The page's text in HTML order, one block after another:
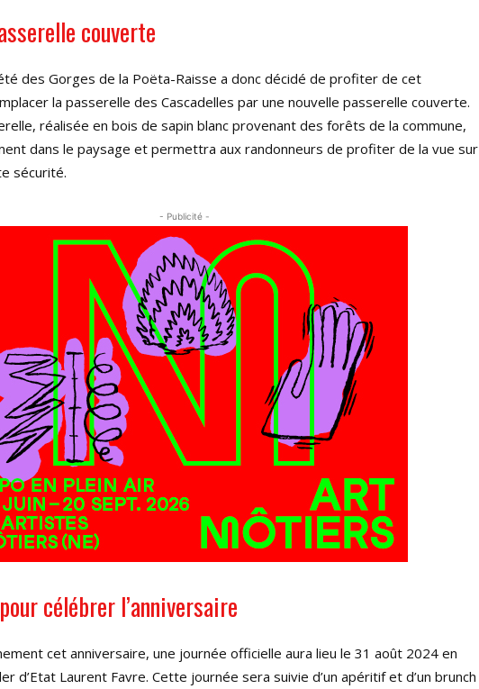
couverte
des Gorges de la Poëta-Raisse a donc décidé de profiter de cet
la passerelle des Cascadelles par une nouvelle passerelle couverte.
réalisée en bois de sapin blanc provenant des forêts de la commune,
dans le paysage et permettra aux randonneurs de profiter de la vue sur
sécurité.
- Publicité -
célébrer l’anniversaire
cet anniversaire, une journée officielle aura lieu le 31 août 2024 en
d’Etat Laurent Favre. Cette journée sera suivie d’un apéritif et d’un brunch